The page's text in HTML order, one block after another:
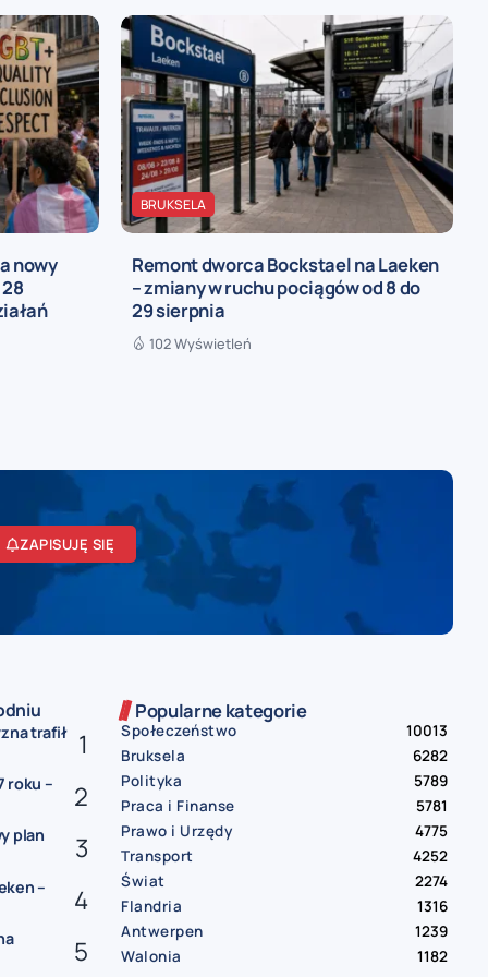
nowy
BRUKSELA
Remont dworca Bockstael na Laeken
– zmiany w ruchu pociągów od 8 do
29 sierpnia
102 Wyświetleń
ZAPISUJĘ SIĘ
trafił
roku –
plan
–
Popularne kategorie
Społeczeństwo
10013
Bruksela
6282
Polityka
5789
Praca i Finanse
5781
Prawo i Urzędy
4775
Transport
4252
Świat
2274
Flandria
1316
Antwerpen
1239
Walonia
1182